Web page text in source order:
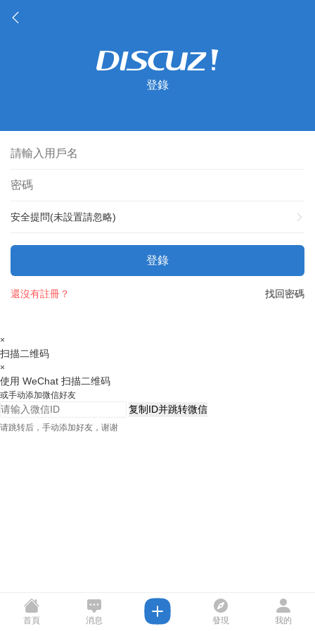
登錄
安全提問(未設置請忽略)
登錄
找回密碼
還沒有註冊？
×
扫描二维码
×
使用 WeChat 扫描二维码
或手动添加微信好友
复制ID并跳转微信
请跳转后，手动添加好友，谢谢
首頁 消息 發現 我的